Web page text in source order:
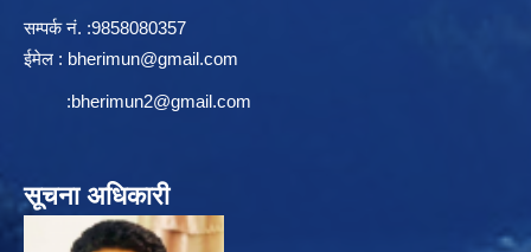
सम्पर्क न‌ं. :9858080357
ईमेल : bherimun@gmail.com
:bherimun2@gmail.com
सूचना अधिकारी